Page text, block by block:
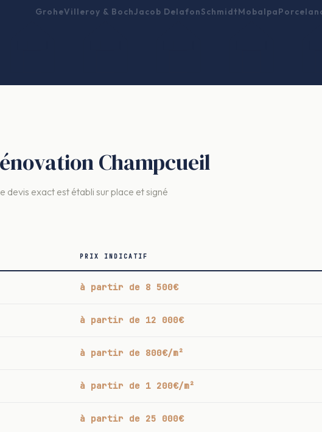
GroheVilleroy & BochJacob DelafonSchmidtMobalpa
Champcueil
devis exact est établi sur place et signé
PRIX INDICATIF
à partir de 8 500€
à partir de 12 000€
à partir de 800€/m²
à partir de 1 200€/m²
à partir de 25 000€